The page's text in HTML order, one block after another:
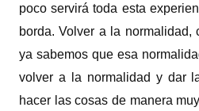
poco servirá toda esta
borda. Volver a la normalidad,
ya sabemos que esa
volver a la normalidad y dar
hacer las cosas de manera